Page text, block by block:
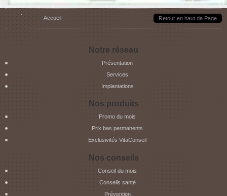
Accueil Retour en haut de Page
Notre réseau
Présentation
Services
Implantations
Nos produits
Promo du mois
Prix bas permanents
Exclusivités VitaConseil
Nos conseils
Conseil du mois
Conseils santé
Prévention